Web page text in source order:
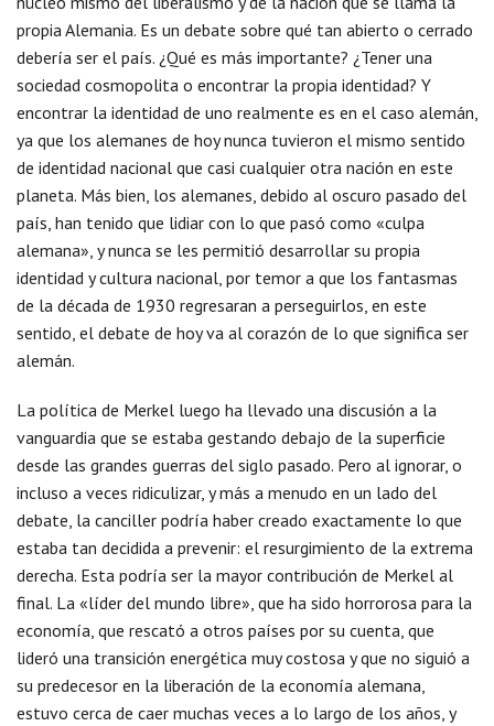
propia Alemania. Es un debate sobre qué tan abierto o cerrado
debería ser el país. ¿Qué es más importante? ¿Tener una
sociedad cosmopolita o encontrar la propia identidad? Y
encontrar la identidad de uno realmente es en el caso alemán,
ya que los alemanes de hoy nunca tuvieron el mismo sentido
de identidad nacional que casi cualquier otra nación en este
planeta. Más bien, los alemanes, debido al oscuro pasado del
país, han tenido que lidiar con lo que pasó como «culpa
alemana», y nunca se les permitió desarrollar su propia
identidad y cultura nacional, por temor a que los fantasmas
de la década de 1930 regresaran a perseguirlos, en este
sentido, el debate de hoy va al corazón de lo que significa ser
alemán.
La política de Merkel luego ha llevado una discusión a la
vanguardia que se estaba gestando debajo de la superficie
desde las grandes guerras del siglo pasado. Pero al ignorar, o
incluso a veces ridiculizar, y más a menudo en un lado del
debate, la canciller podría haber creado exactamente lo que
estaba tan decidida a prevenir: el resurgimiento de la extrema
derecha. Esta podría ser la mayor contribución de Merkel al
final. La «líder del mundo libre», que ha sido horrorosa para la
economía, que rescató a otros países por su cuenta, que
lideró una transición energética muy costosa y que no siguió a
su predecesor en la liberación de la economía alemana,
estuvo cerca de caer muchas veces a lo largo de los años, y